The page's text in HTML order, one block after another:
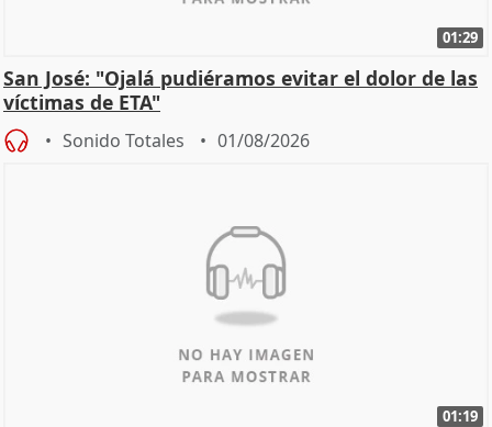
01:29
San José: "Ojalá pudiéramos evitar el dolor de las
víctimas de ETA"
Sonido Totales 01/08/2026
01:19